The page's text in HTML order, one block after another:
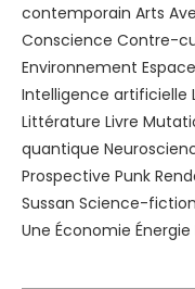
contemporain Arts
Conscience Contre-
Environnement Espace
Intelligence artificielle
Littérature Livre
quantique
Prospective Punk
Sussan Science-fiction
Une Économie Énergie